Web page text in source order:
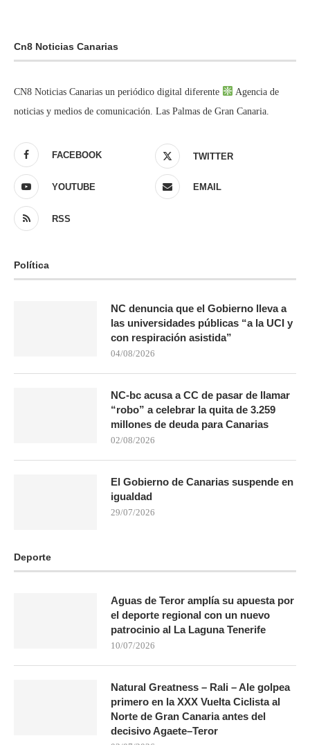
Cn8 Noticias Canarias
CN8 Noticias Canarias un periódico digital diferente
Agencia de
noticias y medios de comunicación. Las Palmas de Gran Canaria.
FACEBOOK TWITTER
YOUTUBE EMAIL
RSS
Política
NC denuncia que el Gobierno lleva a
las universidades públicas “a la UCI y
con respiración asistida”
04/08/2026
NC-bc acusa a CC de pasar de llamar
“robo” a celebrar la quita de 3.259
millones de deuda para Canarias
02/08/2026
El Gobierno de Canarias suspende en
igualdad
29/07/2026
Deporte
Aguas de Teror amplía su apuesta por
el deporte regional con un nuevo
patrocinio al La Laguna Tenerife
10/07/2026
Natural Greatness – Rali – Ale golpea
primero en la XXX Vuelta Ciclista al
Norte de Gran Canaria antes del
decisivo Agaete–Teror